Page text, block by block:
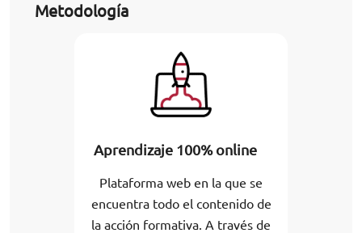
Metodología
Aprendizaje 100% online
Plataforma web en la que se
encuentra todo el contenido de
la acción formativa. A través de